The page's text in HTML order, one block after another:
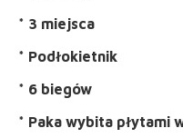
* 3 miejsca
* Podłokietnik
* 6 biegów
* Paka wybita płytami